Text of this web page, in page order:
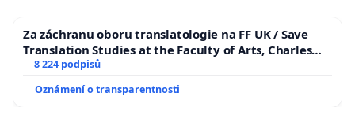
Za záchranu oboru translatologie na FF UK / Save
Translation Studies at the Faculty of Arts, Charles
University
8 224 podpisů
Oznámení o transparentnosti